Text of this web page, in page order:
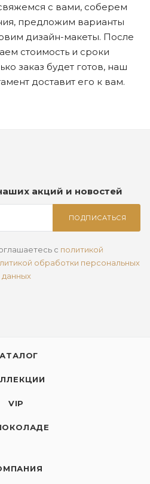
с вами, соберем
предложим варианты
дизайн-макеты. После
стоимость и сроки
заказ будет готов, наш
доставит его к вам.
акций и новостей
ПОДПИСАТЬСЯ
с политикой
обработки персональных
данных
VIP